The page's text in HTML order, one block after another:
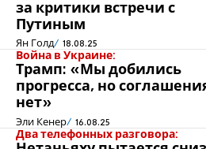
за критики встречи с
Путиным
Ян Голд 18.08.25
Война в Украине:
Трамп: «Мы добились
прогресса, но
нет»
Эли Кенер 16.08.25
Два телефонных разговора: